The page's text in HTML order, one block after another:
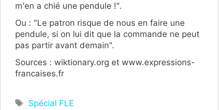
m'en a chié une pendule !".
Ou : "Le patron risque de nous en faire une
pendule, si on lui dit que la commande ne peut
pas partir avant demain".
Sources : wiktionary.org et www.expressions-
francaises.fr
Étiquettes
Spécial FLE